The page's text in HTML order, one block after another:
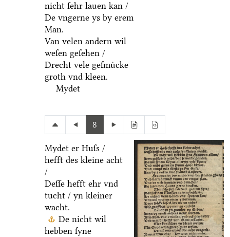
nicht ſehr lauen kan /
De vngerne ys by erem
Man.
Van velen andern wil
weſen geſehen /
Drecht vele geſmuͤcke
groth vnd kleen.
Mydet
8
Mydet er Huſs /
hefft des kleine acht
/
Deſſe hefft ehr vnd
tucht / yn kleiner
wacht.
De nicht wil
hebben ſyne